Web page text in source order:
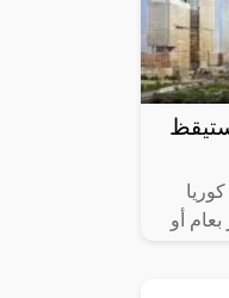
كوريا
بعام أو